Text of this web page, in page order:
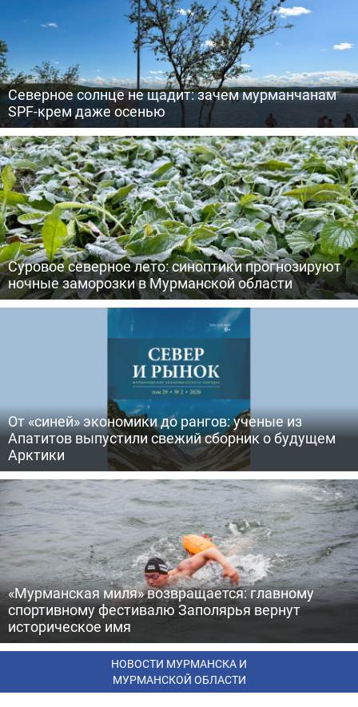
Северное солнце не щадит: зачем мурманчанам
SPF-крем даже осенью
Суровое северное лето: синоптики прогнозируют
ночные заморозки в Мурманской области
От «синей» экономики до рангов: ученые из
Апатитов выпустили свежий сборник о будущем
Арктики
«Мурманская миля» возвращается: главному
спортивному фестивалю Заполярья вернут
историческое имя
НОВОСТИ МУРМАНСКА И
МУРМАНСКОЙ ОБЛАСТИ